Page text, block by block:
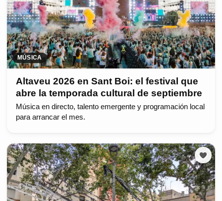
MÚSICA
Altaveu 2026 en Sant Boi: el festival que
abre la temporada cultural de septiembre
Música en directo, talento emergente y programación local
para arrancar el mes.